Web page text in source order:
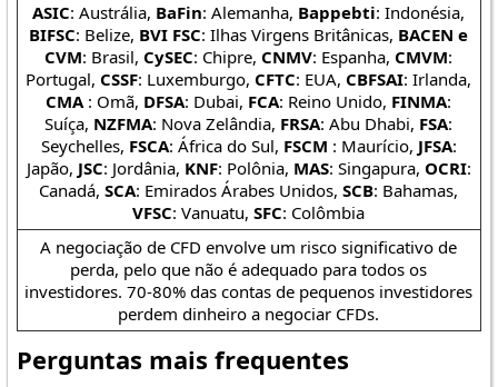
ASIC: Austrália, BaFin: Alemanha, Bappebti: Indonésia,
BIFSC: Belize, BVI FSC: Ilhas Virgens Britânicas, BACEN e
CVM: Brasil, CySEC: Chipre, CNMV: Espanha, CMVM:
Portugal, CSSF: Luxemburgo, CFTC: EUA, CBFSAI: Irlanda,
CMA: Omã, DFSA: Dubai, FCA: Reino Unido, FINMA:
Suíça, NZFMA: Nova Zelândia, FRSA: Abu Dhabi, FSA:
Seychelles, FSCA: África do Sul, FSCM : Maurício, JFSA:
Japão, JSC: Jordânia, KNF: Polônia, MAS: Singapura, OCRI:
Canadá,SCA: Emirados Árabes Unidos,SCB: Bahamas,
VFSC: Vanuatu,SFC: Colômbia
A negociação de CFD envolve um risco significativo de
perda, pelo que não é adequado para todos os
investidores. 70-80% das contas de pequenos investidores
perdem dinheiro a negociar CFDs.
Perguntas mais frequentes